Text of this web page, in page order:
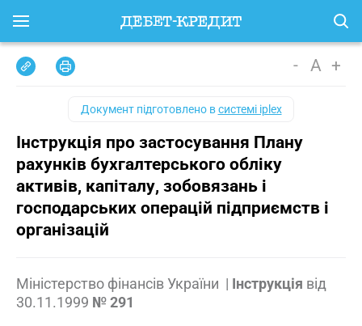
- A +
Документ підготовлено всистемі iplex
Інструкція про застосування Плану
рахунків бухгалтерського обліку
активів, капіталу, зобовязань і
господарських операцій підприємств і
організацій
Міністерство фінансів України | Інструкція від
30.11.1999 № 291